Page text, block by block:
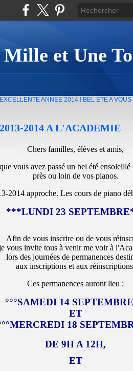
et Une
ANNEE 2014 ! BEL ETE A
2014 A L'ACADEMIE
Chers familles, élèves et amis,
vous avez passé un bel été ensoleillé
près ou loin de vos pianos.
2014 approche. Les cours de piano
***LUNDI 23
Afin de vous inscrire ou de vous
vous invite tous à venir me voir à
lors des journées de permanences
aux inscriptions et aux
Ces permanences auront lieu :
°°°SAMEDI 14
ET
18
DE 9H A 12H,
ET